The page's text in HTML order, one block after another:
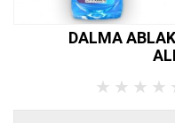
DALMA
★ ★ ★ ★